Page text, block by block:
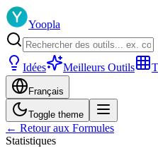
Yoopla
Idées Meilleurs Outils
Français
Toggle theme
← Retour aux Formules
Statistiques